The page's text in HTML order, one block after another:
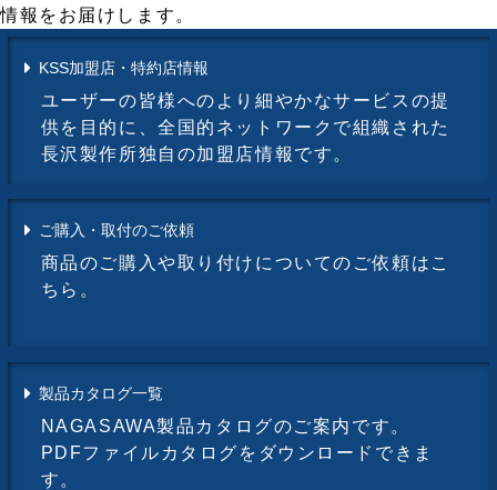
情報をお届けします。
KSS加盟店・特約店情報
ユーザーの皆様へのより細やかなサービスの提
供を目的に、全国的ネットワークで組織された
長沢製作所独自の加盟店情報です。
ご購入・取付のご依頼
商品のご購入や取り付けについてのご依頼はこ
ちら。
製品カタログ一覧
NAGASAWA製品カタログのご案内です。
PDFファイルカタログをダウンロードできま
す。